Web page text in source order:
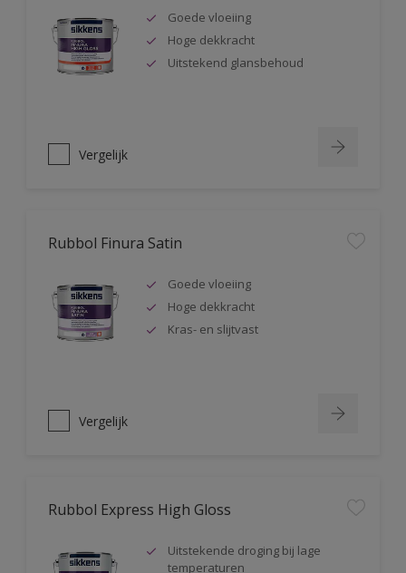
Goede vloeiing
Hoge dekkracht
Uitstekend glansbehoud
Vergelijk
Rubbol Finura Satin
Goede vloeiing
Hoge dekkracht
Kras- en slijtvast
Vergelijk
Rubbol Express High Gloss
Uitstekende droging bij lage
temperaturen